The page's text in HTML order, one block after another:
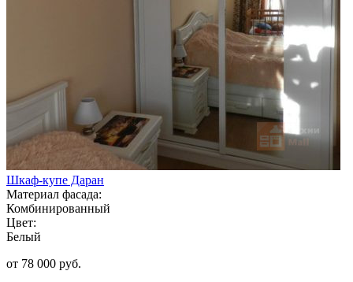
Шкаф-купе Даран
Материал фасада:
Комбинированный
Цвет:
Белый
от 78 000 руб.